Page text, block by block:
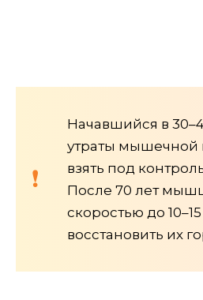
Начавшийся в
утраты
взять под
После 70 лет
скоростью до 10–15
восстановить их